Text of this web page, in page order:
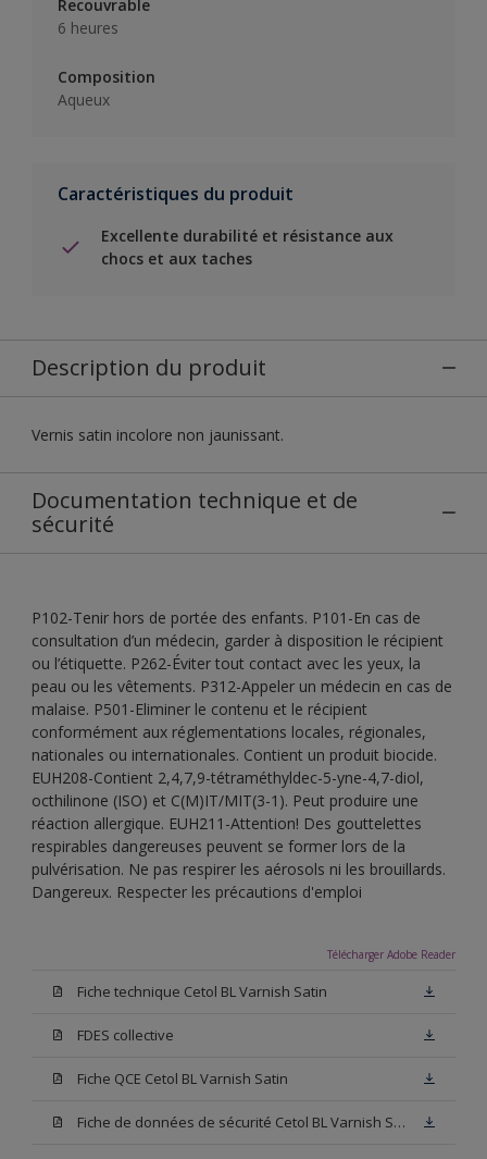
Recouvrable
6 heures
Composition
Aqueux
Caractéristiques du produit
Excellente durabilité et résistance aux
chocs et aux taches
Description du produit
Vernis satin incolore non jaunissant.
Documentation technique et de
sécurité
P102-Tenir hors de portée des enfants. P101-En cas de
consultation d’un médecin, garder à disposition le récipient
ou l’étiquette. P262-Éviter tout contact avec les yeux, la
peau ou les vêtements. P312-Appeler un médecin en cas de
malaise. P501-Eliminer le contenu et le récipient
conformément aux réglementations locales, régionales,
nationales ou internationales. Contient un produit biocide.
EUH208-Contient 2,4,7,9-tétraméthyldec-5-yne-4,7-diol,
octhilinone (ISO) et C(M)IT/MIT(3-1). Peut produire une
réaction allergique. EUH211-Attention! Des gouttelettes
respirables dangereuses peuvent se former lors de la
pulvérisation. Ne pas respirer les aérosols ni les brouillards.
Dangereux. Respecter les précautions d'emploi
Télécharger Adobe Reader
Fiche technique Cetol BL Varnish Satin
FDES collective
Fiche QCE Cetol BL Varnish Satin
Fiche de données de sécurité Cetol BL Varnish Satin Incolore